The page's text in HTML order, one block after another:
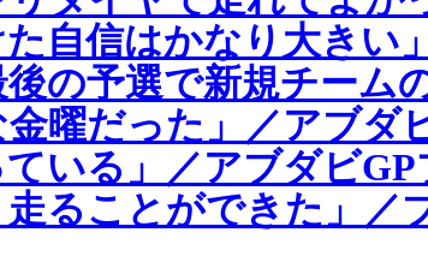
自信はかなり大きい
の予選で新規チーム
曜だった」／アブダ
いる」／アブダビ
ることができた」／